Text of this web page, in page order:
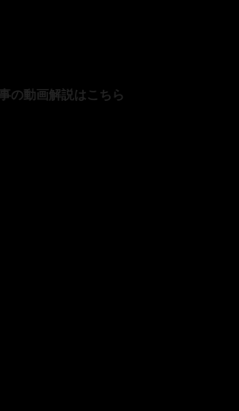
の動画解説はこちら